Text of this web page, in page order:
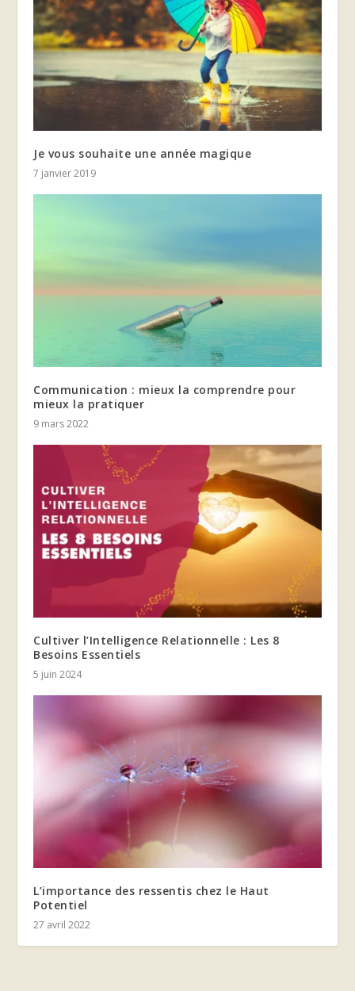
Je vous souhaite une année magique
7 janvier 2019
Communication : mieux la comprendre pour
mieux la pratiquer
9 mars 2022
Cultiver l’Intelligence Relationnelle : Les 8
Besoins Essentiels
5 juin 2024
L’importance des ressentis chez le Haut
Potentiel
27 avril 2022